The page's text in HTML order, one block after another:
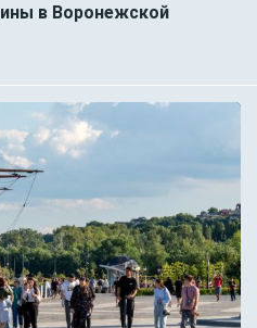
в Воронежской